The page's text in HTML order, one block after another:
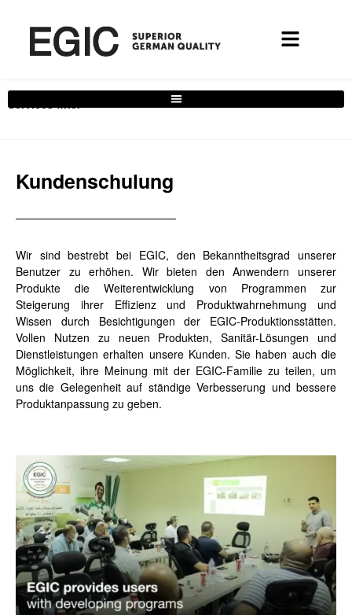
Services filter
Kundenschulung
Wir sind bestrebt bei EGIC, den Bekanntheitsgrad unserer
Benutzer zu erhöhen. Wir bieten den Anwendern unserer
Produkte die Weiterentwicklung von Programmen zur
Steigerung ihrer Effizienz und Produktwahrnehmung und
Wissen durch Besichtigungen der EGIC-Produktionsstätten.
Vollen Nutzen zu neuen Produkten, Sanitär-Lösungen und
Dienstleistungen erhalten unsere Kunden. Sie haben auch die
Möglichkeit, ihre Meinung mit der EGIC-Familie zu teilen, um
uns die Gelegenheit auf ständige Verbesserung und bessere
Produktanpassung zu geben.